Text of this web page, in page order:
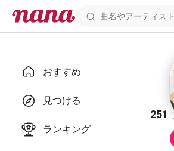
おすすめ
見つける
ランキング
251